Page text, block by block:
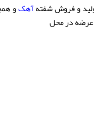
و فروش شفتهآهکو
عرضه در محل